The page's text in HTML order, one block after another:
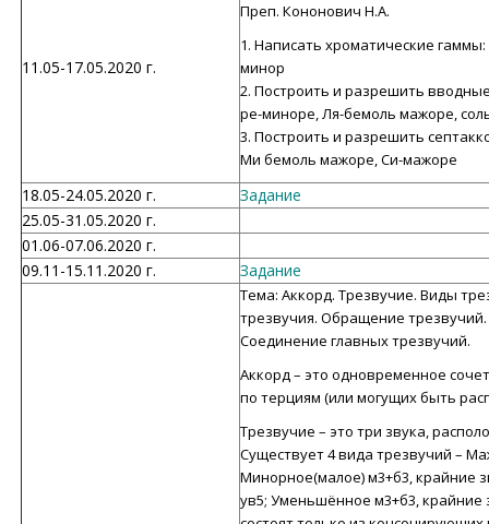
11.05-17.05.2020 г.
Преп. Кононович Н.А.
1. Написать хроматические
минор
2. Построить и разрешить
ре-миноре, Ля-бемоль мажоре,
3. Построить и разрешить
Ми бемоль мажоре, Си-мажоре
18.05-24.05.2020 г.
Задание
25.05-31.05.2020 г.
01.06-07.06.2020 г.
09.11-15.11.2020 г.
Задание
Тема: Аккорд. Трезвучие. Виды
трезвучия. Обращение
Соединение главных трезвучий.
Аккорд – это одновременное
по терциям (или могущих быть
Трезвучие – это три звука,
Существует 4 вида трезвучий –
Минорное(малое) м3+б3, крайние
ув5; Уменьшённое м3+б3,